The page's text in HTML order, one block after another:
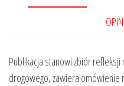
Publikacja stanowi zbiór
drogowego, zawiera omówienie